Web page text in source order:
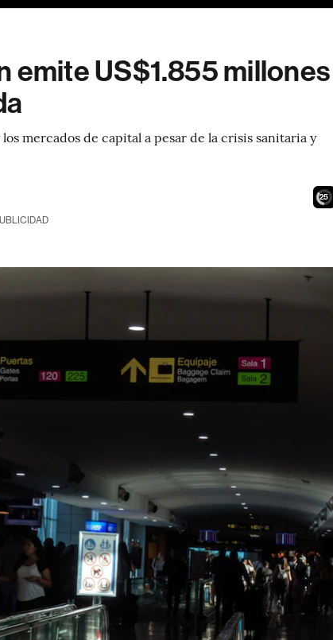
emite US$1.855 millones
mercados de capital a pesar de la crisis sanitaria y
23